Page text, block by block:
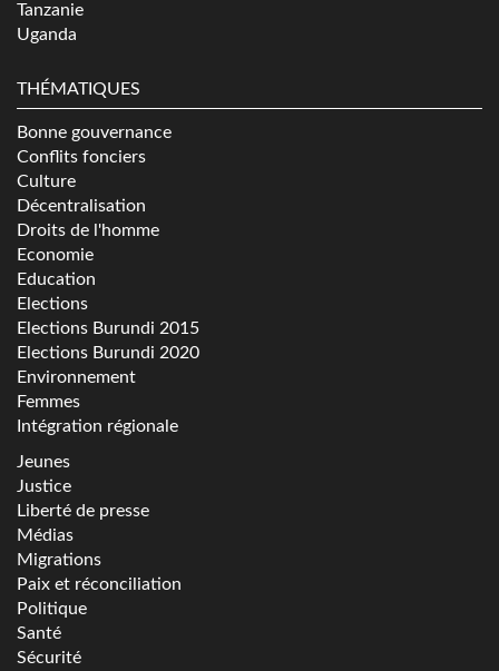
Tanzanie
Uganda
THÉMATIQUES
Bonne gouvernance
Conflits fonciers
Culture
Décentralisation
Droits de l'homme
Economie
Education
Elections
Elections Burundi 2015
Elections Burundi 2020
Environnement
Femmes
Intégration régionale
Jeunes
Justice
Liberté de presse
Médias
Migrations
Paix et réconciliation
Politique
Santé
Sécurité